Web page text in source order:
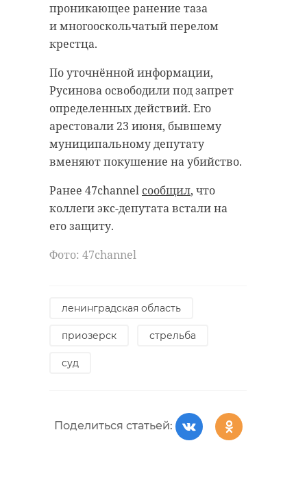
проникающее ранение таза
и многооскольчатый перелом
крестца.
По уточнённой информации,
Русинова освободили под запрет
определенных действий. Его
арестовали 23 июня, бывшему
муниципальному депутату
вменяют покушение на убийство.
Ранее 47channel сообщил, что
коллеги экс-депутата встали на
его защиту.
Фото: 47channel
ленинградская область
приозерск стрельба
суд
Поделиться статьей:
гатчинский район
добровольцы
реставрация усадьба
Поделиться статьей:
РЕКОМЕНДУЕМ
Петербурга
восстанавливает
Уникальную
реликвию
история сосновый бор
Поделиться статьей: